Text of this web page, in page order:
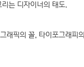
는 디자이너의 태도.
래픽의 꼴, 타이포그래피의